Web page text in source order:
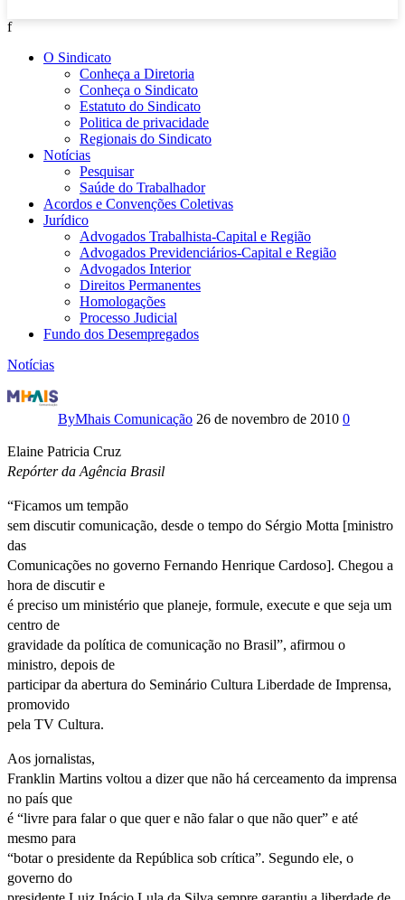
f
O Sindicato
Conheça a Diretoria
Conheça o Sindicato
Estatuto do Sindicato
Politica de privacidade
Regionais do Sindicato
Notícias
Pesquisar
Saúde do Trabalhador
Acordos e Convenções Coletivas
Jurídico
Advogados Trabalhista-Capital e Região
Advogados Previdenciários-Capital e Região
Advogados Interior
Direitos Permanentes
Homologações
Processo Judicial
Fundo dos Desempregados
Notícias
Franklin
defende
refundação
do
Ministério
das
Comunicações
e
diz
que
não
há
cerceamento
da
imprensa
ByMhais Comunicação 26 de novembro de 2010 0
Elaine Patricia Cruz
Repórter da Agência Brasil
“Ficamos um tempão
sem discutir comunicação, desde o tempo do Sérgio Motta [ministro
das
Comunicações no governo Fernando Henrique Cardoso]. Chegou a
hora de discutir e
é preciso um ministério que planeje, formule, execute e que seja um
centro de
gravidade da política de comunicação no Brasil”, afirmou o
ministro, depois de
participar da abertura do Seminário Cultura Liberdade de Imprensa,
promovido
pela TV Cultura.
Aos jornalistas,
Franklin Martins voltou a dizer que não há cerceamento da imprensa
no país que
é “livre para falar o que quer e não falar o que não quer” e até
mesmo para
“botar o presidente da República sob crítica”. Segundo ele, o
governo do